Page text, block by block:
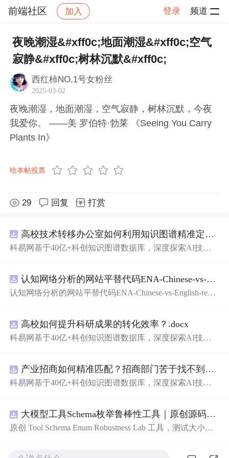
前端社区 加入 登录 频道
社区 前端社区 感慨 帖子详情
夜晚潮湿&#xff0c;地面潮湿&#xff0c;空气
寂静&#xff0c;树林沉默&#xff0c;
西红柿NO.1号女粉丝
2025-03-02
夜晚潮湿，地面潮湿，空气寂静，树林沉默，今夜
我爱你。 ——美 罗伯特·勃莱 《Seeing You Carry
Plants In》
给本帖投票
29 回复 打赏
高校技术转移办公室如何利用知识图谱精准定位产业需求与技术适配点？.docx
科易网基于40亿+科创知识图谱数据库，深度探索AI技术
新领域的AI+数智化解决方案，推动科技创新与产业创新
智能化发展。
认知网络分析的网站平替代码ENA-Chinese-vs-English-reproducible.zip
认知网络分析的网站平替代码ENA-Chinese-vs-English-repro
高校如何提升科研成果的转化效率？.docx
科易网基于40亿+科创知识图谱数据库，深度探索AI技术
新领域的AI+数智化解决方案，推动科技创新与产业创新
智能化发展。
产业招商如何精准匹配？招商部门苦于找不到符合产业链补链强链方向的目标企业怎么办？.docx
科易网基于40亿+科创知识图谱数据库，深度探索AI技术
新领域的AI+数智化解决方案，推动科技创新与产业创新
智能化发展。
大模型工具Schema枚举鲁棒性工具｜原创源码+测试+离线报告
原创 Tool Schema Enum Robustness Lab 工具，测试大小